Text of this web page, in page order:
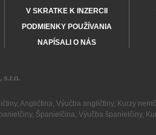
V SKRATKE K INZERCII
PODMIENKY POUŽÍVANIA
NAPÍSALI O NÁS
s.r.o.
, Angličtina, Výučba angličtiny, Kurzy
, Španielčina, Výučba španielčiny,